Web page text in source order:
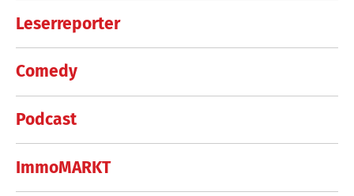
Leserreporter
Comedy
Podcast
ImmoMARKT